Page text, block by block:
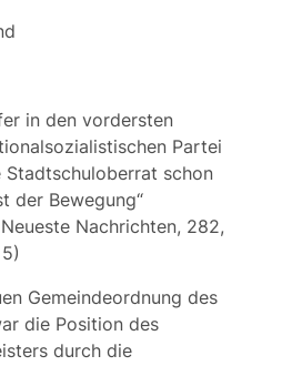
in den vordersten
Partei
Stadtschuloberrat schon
der Bewegung“
Nachrichten, 282,
Gemeindeordnung des
die Position des
durch die